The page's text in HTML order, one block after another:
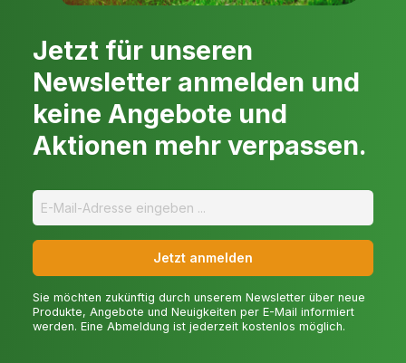
Jetzt für unseren
Newsletter anmelden und
keine Angebote und
Aktionen mehr verpassen.
Jetzt anmelden
Sie möchten zukünftig durch unserem Newsletter über neue
Produkte, Angebote und Neuigkeiten per E-Mail informiert
werden. Eine Abmeldung ist jederzeit kostenlos möglich.